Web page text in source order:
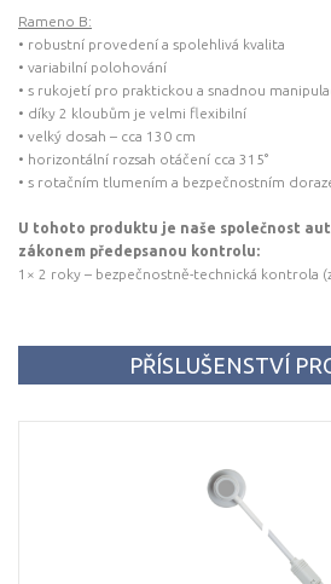
Rameno B:
• robustní provedení a spolehlivá kvalita
• variabilní polohování
• s rukojetí pro praktickou a snadnou
• díky 2 kloubům je velmi flexibilní
• velký dosah – cca 130 cm
• horizontální rozsah otáčení cca 315°
• s rotačním tlumením a bezpečnostním
U tohoto produktu je naše společnost
zákonem předepsanou kontrolu:
1× 2 roky – bezpečnostně-technická kontrola
PŘÍSLUŠENSTVÍ